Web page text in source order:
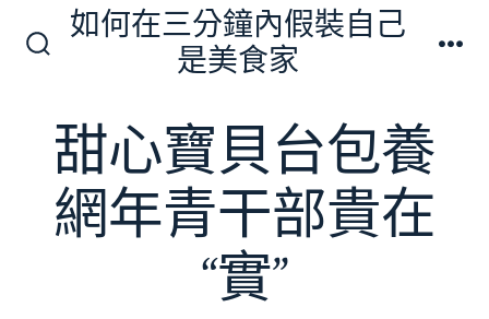
換
開
關
如何在三分鐘內假裝自己
是美食家
甜心寶貝台包養
網年青干部貴在
“實”